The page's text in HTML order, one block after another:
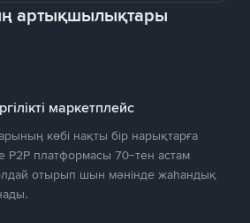
артықшылықтары
маркетплейс
көбі нақты бір нарықтарға
P2P платформасы 70-тен астам
отырып шын мәнінде жаһандық